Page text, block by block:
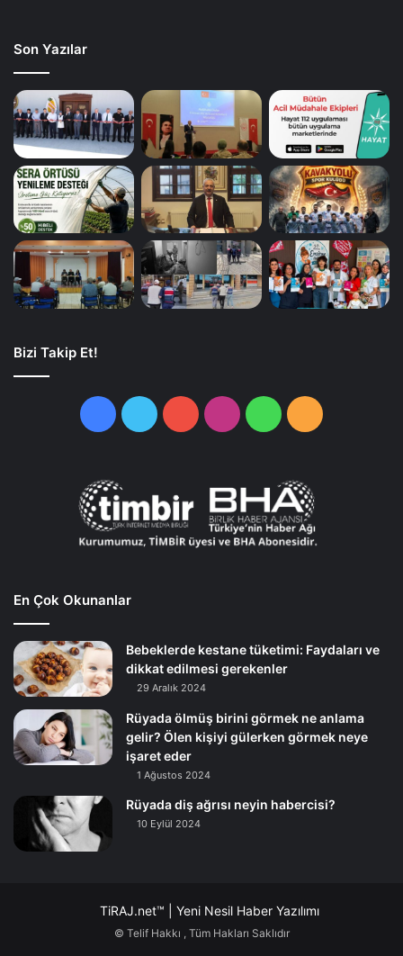
Son Yazılar
Bizi Takip Et!
FacebookTwitterYouTubeInstagramWhatsApp
RSS
En Çok Okunanlar
Bebeklerde kestane tüketimi: Faydaları ve
dikkat edilmesi gerekenler
29 Aralık 2024
Rüyada ölmüş birini görmek ne anlama
gelir? Ölen kişiyi gülerken görmek neye
işaret eder
1 Ağustos 2024
Rüyada diş ağrısı neyin habercisi?
10 Eylül 2024
TiRAJ.net™ | Yeni Nesil Haber Yazılımı
© Telif Hakkı , Tüm Hakları Saklıdır